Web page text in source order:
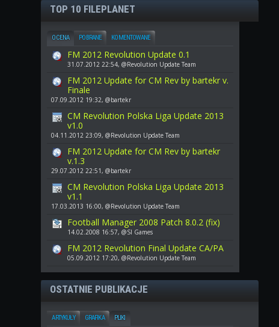
TOP 10 FILEPLANET
OCENA POBRANE KOMENTOWANE
FM 2012 Revolution Update 0.1
31.07.2012 22:54, @Revolution Update Team
FM 2012 Update for CM Rev by bartekr v.
Finale
07.09.2012 19:32, @bartekr
CM Revolution Polska Liga Update 2013
v1.0
04.11.2012 23:09, @Revolution Update Team
FM 2012 Update for CM Rev by bartekr
v.1.3
29.07.2012 22:51, @bartekr
CM Revolution Polska Liga Update 2013
v1.1
17.03.2013 16:00, @Revolution Update Team
Football Manager 2008 Patch 8.0.2 (fix)
14.02.2008 16:57, @SI Games
FM 2012 Revolution Final Update CA/PA
05.09.2012 17:20, @Revolution Update Team
OSTATNIE PUBLIKACJE
ARTYKUŁY GRAFIKA PLIKI